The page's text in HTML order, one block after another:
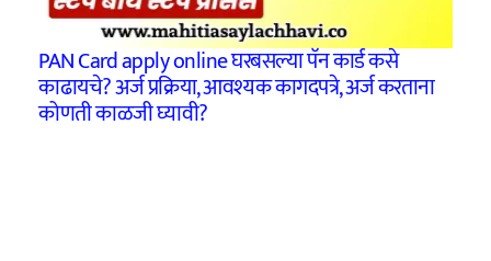
PAN Card apply online घरबसल्या पॅन कार्ड कसे
काढायचे? अर्ज प्रक्रिया, आवश्यक कागदपत्रे, अर्ज करताना
कोणती काळजी घ्यावी?